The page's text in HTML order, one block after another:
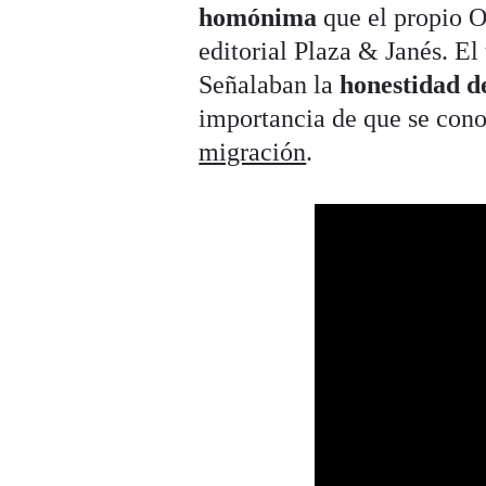
homónimaque el propio
editorial Plaza & Janés. El
Señalaban lahonestidad
importancia de que se
migración.